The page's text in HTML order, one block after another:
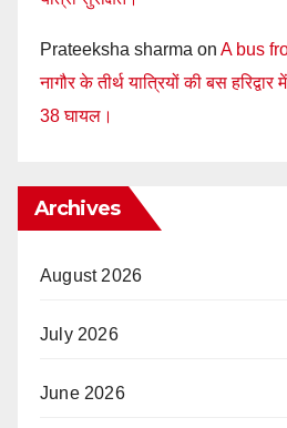
Prateeksha sharma on A bus
नागौर के तीर्थ यात्रियों की बस
38 घायल।
Archives
August 2026
July 2026
June 2026